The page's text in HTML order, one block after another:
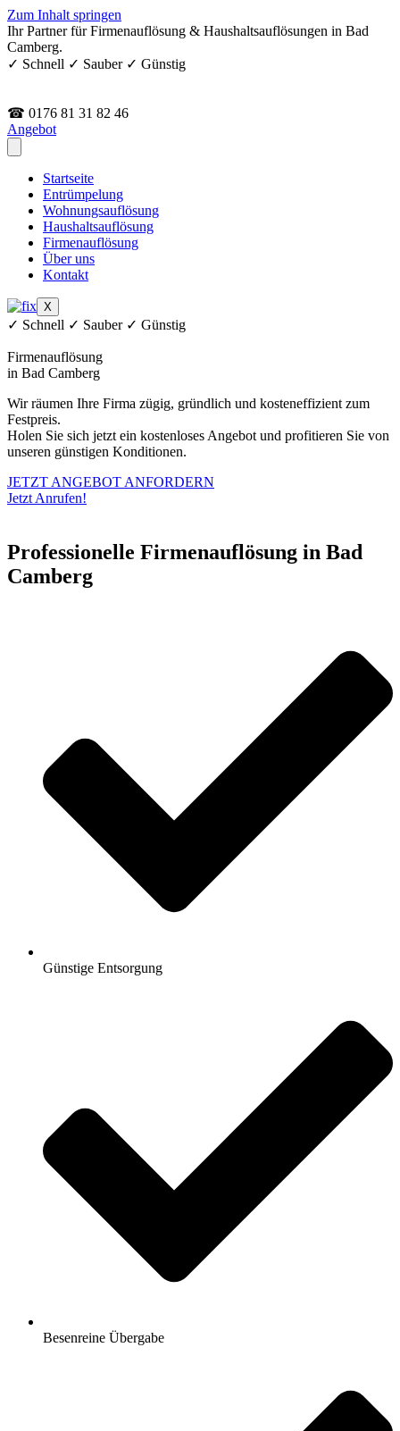
Zum Inhalt springen
Ihr Partner für Firmenauflösung & Haushaltsauflösungen in Bad
Camberg.
✓ Schnell ✓ Sauber ✓ Günstig
☎ 0176 81 31 82 46
Angebot
Startseite
Entrümpelung
Wohnungsauflösung
Haushaltsauflösung
Firmenauflösung
Über uns
Kontakt
X
✓ Schnell ✓ Sauber ✓ Günstig
Firmenauflösung
in Bad Camberg
Wir räumen Ihre Firma zügig, gründlich und kosteneffizient zum
Festpreis.
Holen Sie sich jetzt ein kostenloses Angebot und profitieren Sie von
unseren günstigen Konditionen.
JETZT ANGEBOT ANFORDERN
Jetzt Anrufen!
Professionelle Firmenauflösung in Bad
Camberg
Günstige Entsorgung
Besenreine Übergabe